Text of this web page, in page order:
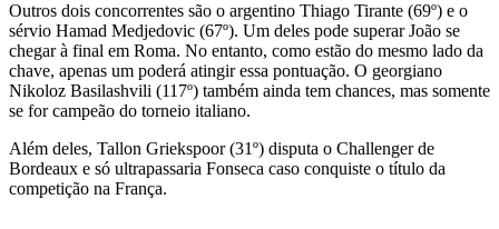
Outros dois concorrentes são o argentino Thiago Tirante (69º) e o
sérvio Hamad Medjedovic (67º). Um deles pode superar João se
chegar à final em Roma. No entanto, como estão do mesmo lado da
chave, apenas um poderá atingir essa pontuação. O georgiano
Nikoloz Basilashvili (117º) também ainda tem chances, mas somente
se for campeão do torneio italiano.
Além deles, Tallon Griekspoor (31º) disputa o Challenger de
Bordeaux e só ultrapassaria Fonseca caso conquiste o título da
competição na França.